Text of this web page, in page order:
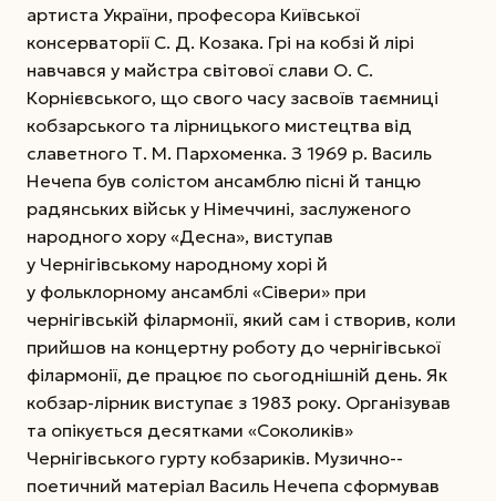
артиста України, професора Київської
консерваторії С. Д. Козака. Грі на кобзі й лірі
навчався у майстра світової слави О. С.
Корнієвського, що свого часу засвоїв таємниці
кобзарського та лірницького мистецтва від
славетного Т. М. Пархоменка. З 1969 р. Василь
Нечепа був солістом ансамблю пісні й танцю
радянських військ у Німеччині, заслуженого
народного хору «Десна», виступав
у Чернігівському народному хорі й
у фольклорному ансамблі «Сівери» при
чернігівській філармонії, який сам і створив, коли
прийшов на концертну роботу до чернігівської
філармонії, де працює по сьогоднішній день. Як
кобзар-лірник виступає з 1983 року. Організував
та опікується десятками «Соколиків»
Чернігівського гурту кобзариків. Музично-­
поетичний матеріал Василь Нечепа сформував